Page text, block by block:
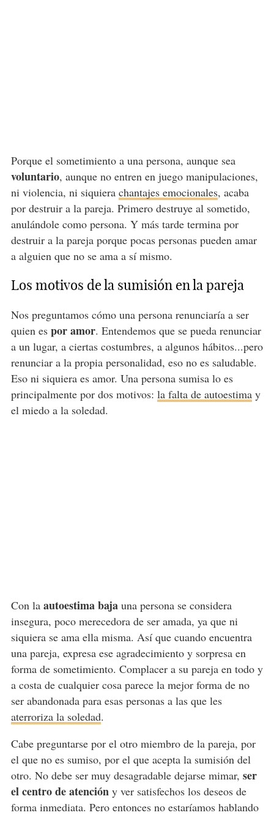
Porque el sometimiento a una persona, aunque sea
voluntario, aunque no entren en juego manipulaciones,
ni violencia, ni siquiera chantajes emocionales, acaba
por destruir a la pareja. Primero destruye al sometido,
anulándole como persona. Y más tarde termina por
destruir a la pareja porque pocas personas pueden amar
a alguien que no se ama a sí mismo.
Los motivos de la sumisión en la pareja
Nos preguntamos cómo una persona renunciaría a ser
quien es por amor. Entendemos que se pueda renunciar
a un lugar, a ciertas costumbres, a algunos hábitos...pero
renunciar a la propia personalidad, eso no es saludable.
Eso ni siquiera es amor. Una persona sumisa lo es
principalmente por dos motivos: la falta de autoestimay
el miedo a la soledad.
Con la autoestima bajauna persona se considera
insegura, poco merecedora de ser amada, ya que ni
siquiera se ama ella misma. Así que cuando encuentra
una pareja, expresa ese agradecimiento y sorpresa en
forma de sometimiento. Complacer a su pareja en todo y
a costa de cualquier cosa parece la mejor forma de no
ser abandonada para esas personas a las que les
aterroriza la soledad.
Cabe preguntarse por el otro miembro de la pareja, por
el que no es sumiso, por el que acepta la sumisión del
otro. No debe ser muy desagradable dejarse mimar, ser
el centro de atención y ver satisfechos los deseos de
forma inmediata. Pero entonces no estaríamos hablando